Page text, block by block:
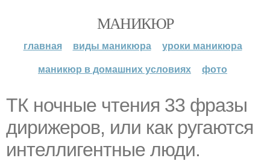
МАНИКЮР
главная виды маникюра
уроки маникюра
маникюр в домашних условиях
фото
ТК ночные чтения 33 фразы
дирижеров, или как ругаются
интеллигентные люди.